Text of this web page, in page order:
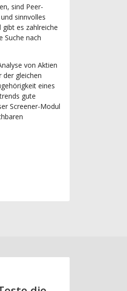
sind Peer-
sinnvolles
es zahlreiche
Suche nach
von Aktien
der gleichen
eines
gute
Screener-Modul